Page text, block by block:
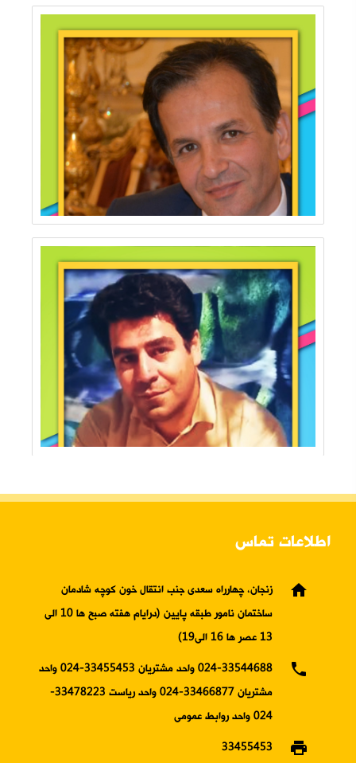
اطلاعات تماس
home
زنجان، چهارراه سعدی جنب انتقال خون کوچه شادمان
ساختمان نامور طبقه پایین (درایام هفته صبح ها 10 الی
13 عصر ها 16 الی19)
phone
024-33544688 واحد مشتریان 33455453-024 واحد
مشتریان 33466877-024 واحد ریاست 33478223-
024 واحد روابط عمومی
print
33455453